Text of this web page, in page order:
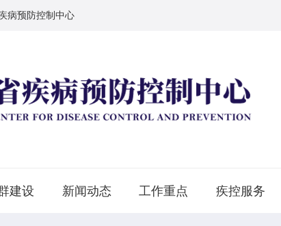
病预防控制中心
建设 新闻动态 工作重点 疾控服务